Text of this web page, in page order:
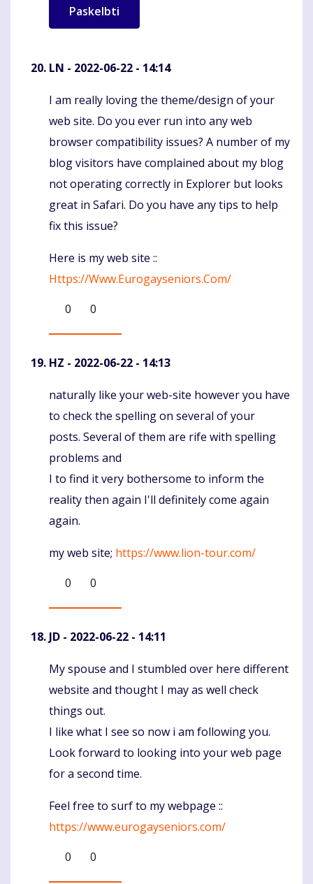
LN - 2022-06-22 - 14:14
Komentaras
I am really loving the theme/design of your
web site. Do you ever run into any web
browser compatibility issues? A number of my
blog visitors have complained about my blog
not operating correctly in Explorer but looks
great in Safari. Do you have any tips to help
fix this issue?
Here is my web site ::
Https://Www.Eurogayseniors.Com/
0
0
HZ - 2022-06-22 - 14:13
Komentaras
naturally like your web-site however you have
to check the spelling on several of your
posts. Several of them are rife with spelling
problems and
I to find it very bothersome to inform the
reality then again I'll definitely come again
again.
my web site; https://www.lion-tour.com/
0
0
JD - 2022-06-22 - 14:11
Komentaras
My spouse and I stumbled over here different
website and thought I may as well check
things out.
I like what I see so now i am following you.
Look forward to looking into your web page
for a second time.
Feel free to surf to my webpage ::
https://www.eurogayseniors.com/
0
0